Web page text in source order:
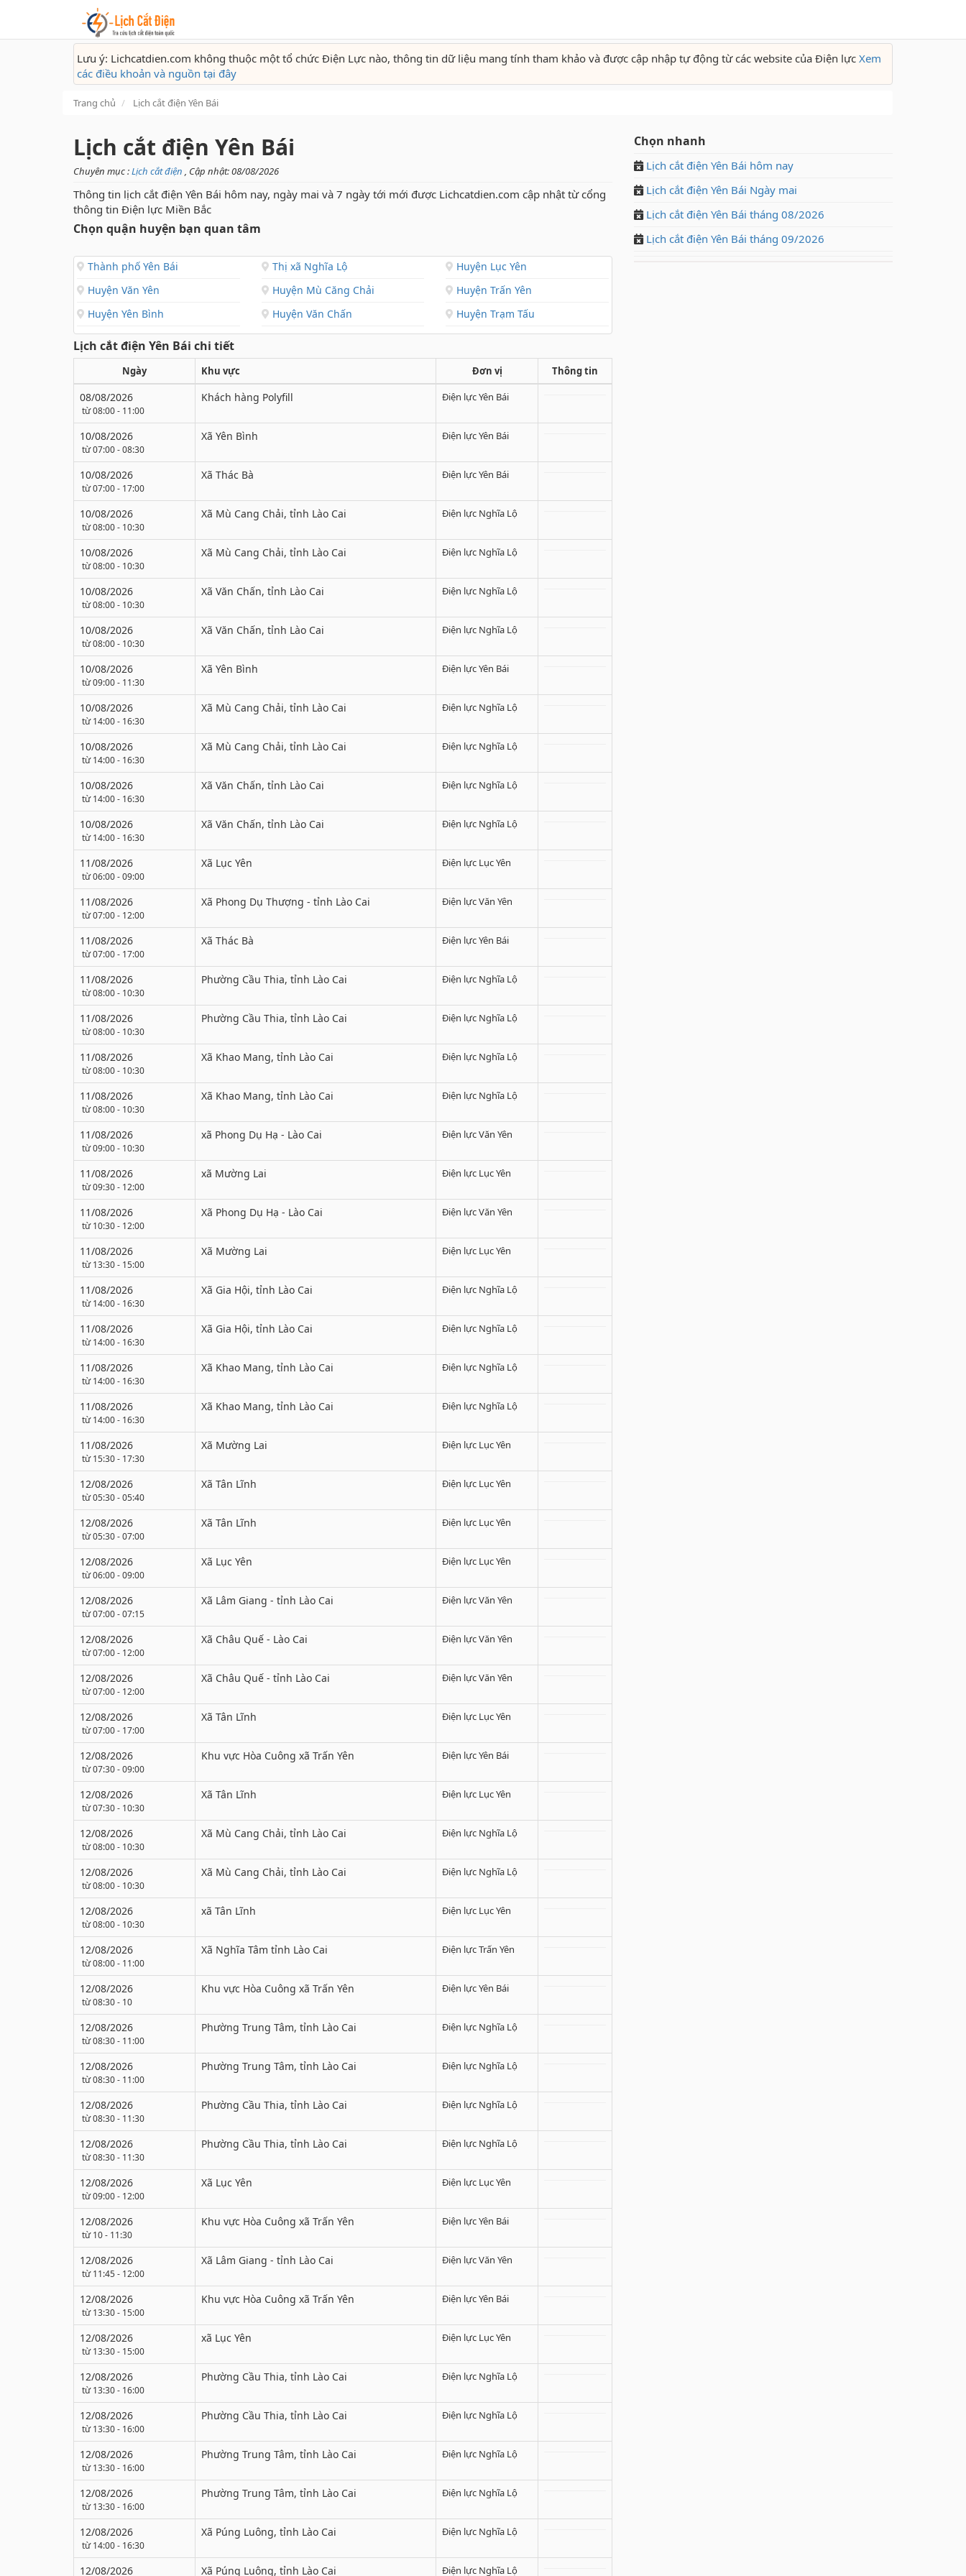
Lưu ý: Lichcatdien.com không thuộc một tổ chức Điện Lực nào, thông tin dữ liệu mang tính tham khảo và được cập nhập tự động từ các website của Điện lực Xem
các điều khoản và nguồn tại đây
Trang chủ Lịch cắt điện Yên Bái
Lịch cắt điện Yên Bái
Chuyên mục :Lịch cắt điện , Cập nhật: 08/08/2026
Thông tin lịch cắt điện Yên Bái hôm nay, ngày mai và 7 ngày tới mới được Lichcatdien.com cập nhật từ cổng
thông tin Điện lực Miền Bắc
Chọn quận huyện bạn quan tâm
Thành phố Yên Bái Thị xã Nghĩa Lộ
Huyện Lục Yên
Huyện Văn Yên
Huyện Mù Căng Chải
Huyện Trấn Yên
Huyện Yên Bình
Huyện Văn Chấn Huyện Trạm Tấu
Lịch cắt điện Yên Bái chi tiết
Ngày Khu vực Đơn vị Thông tin
08/08/2026
từ 08:00 - 11:00
Khách hàng Polyfill Điện lực Yên Bái
10/08/2026
từ 07:00 - 08:30
Xã Yên Bình Điện lực Yên Bái
10/08/2026
từ 07:00 - 17:00
Xã Thác Bà Điện lực Yên Bái
10/08/2026
từ 08:00 - 10:30
Xã Mù Cang Chải, tỉnh Lào Cai Điện lực Nghĩa Lộ
10/08/2026
từ 08:00 - 10:30
Xã Mù Cang Chải, tỉnh Lào Cai Điện lực Nghĩa Lộ
10/08/2026
từ 08:00 - 10:30
Xã Văn Chấn, tỉnh Lào Cai Điện lực Nghĩa Lộ
10/08/2026
từ 08:00 - 10:30
Xã Văn Chấn, tỉnh Lào Cai Điện lực Nghĩa Lộ
10/08/2026
từ 09:00 - 11:30
Xã Yên Bình Điện lực Yên Bái
10/08/2026
từ 14:00 - 16:30
Xã Mù Cang Chải, tỉnh Lào Cai Điện lực Nghĩa Lộ
10/08/2026
từ 14:00 - 16:30
Xã Mù Cang Chải, tỉnh Lào Cai Điện lực Nghĩa Lộ
10/08/2026
từ 14:00 - 16:30
Xã Văn Chấn, tỉnh Lào Cai Điện lực Nghĩa Lộ
10/08/2026
từ 14:00 - 16:30
Xã Văn Chấn, tỉnh Lào Cai Điện lực Nghĩa Lộ
11/08/2026
từ 06:00 - 09:00
Xã Lục Yên Điện lực Lục Yên
11/08/2026
từ 07:00 - 12:00
Xã Phong Dụ Thượng - tỉnh Lào Cai Điện lực Văn Yên
11/08/2026
từ 07:00 - 17:00
Xã Thác Bà Điện lực Yên Bái
11/08/2026
từ 08:00 - 10:30
Phường Cầu Thia, tỉnh Lào Cai Điện lực Nghĩa Lộ
11/08/2026
từ 08:00 - 10:30
Phường Cầu Thia, tỉnh Lào Cai Điện lực Nghĩa Lộ
11/08/2026
từ 08:00 - 10:30
Xã Khao Mang, tỉnh Lào Cai Điện lực Nghĩa Lộ
11/08/2026
từ 08:00 - 10:30
Xã Khao Mang, tỉnh Lào Cai Điện lực Nghĩa Lộ
11/08/2026
từ 09:00 - 10:30
xã Phong Dụ Hạ - Lào Cai Điện lực Văn Yên
11/08/2026
từ 09:30 - 12:00
xã Mường Lai Điện lực Lục Yên
11/08/2026
từ 10:30 - 12:00
Xã Phong Dụ Hạ - Lào Cai Điện lực Văn Yên
11/08/2026
từ 13:30 - 15:00
Xã Mường Lai Điện lực Lục Yên
11/08/2026
từ 14:00 - 16:30
Xã Gia Hội, tỉnh Lào Cai Điện lực Nghĩa Lộ
11/08/2026
từ 14:00 - 16:30
Xã Gia Hội, tỉnh Lào Cai Điện lực Nghĩa Lộ
11/08/2026
từ 14:00 - 16:30
Xã Khao Mang, tỉnh Lào Cai Điện lực Nghĩa Lộ
11/08/2026
từ 14:00 - 16:30
Xã Khao Mang, tỉnh Lào Cai Điện lực Nghĩa Lộ
11/08/2026
từ 15:30 - 17:30
Xã Mường Lai Điện lực Lục Yên
12/08/2026
từ 05:30 - 05:40
Xã Tân Lĩnh Điện lực Lục Yên
12/08/2026
từ 05:30 - 07:00
Xã Tân Lĩnh Điện lực Lục Yên
12/08/2026
từ 06:00 - 09:00
Xã Lục Yên Điện lực Lục Yên
12/08/2026
từ 07:00 - 07:15
Xã Lâm Giang - tỉnh Lào Cai Điện lực Văn Yên
12/08/2026
từ 07:00 - 12:00
Xã Châu Quế - Lào Cai Điện lực Văn Yên
12/08/2026
từ 07:00 - 12:00
Xã Châu Quế - tỉnh Lào Cai Điện lực Văn Yên
12/08/2026
từ 07:00 - 17:00
Xã Tân Lĩnh Điện lực Lục Yên
12/08/2026
từ 07:30 - 09:00
Khu vực Hòa Cuông xã Trấn Yên Điện lực Yên Bái
12/08/2026
từ 07:30 - 10:30
Xã Tân Lĩnh Điện lực Lục Yên
12/08/2026
từ 08:00 - 10:30
Xã Mù Cang Chải, tỉnh Lào Cai Điện lực Nghĩa Lộ
12/08/2026
từ 08:00 - 10:30
Xã Mù Cang Chải, tỉnh Lào Cai Điện lực Nghĩa Lộ
12/08/2026
từ 08:00 - 10:30
xã Tân Lĩnh Điện lực Lục Yên
12/08/2026
từ 08:00 - 11:00
Xã Nghĩa Tâm tỉnh Lào Cai Điện lực Trấn Yên
12/08/2026
từ 08:30 - 10
Khu vực Hòa Cuông xã Trấn Yên Điện lực Yên Bái
12/08/2026
từ 08:30 - 11:00
Phường Trung Tâm, tỉnh Lào Cai Điện lực Nghĩa Lộ
12/08/2026
từ 08:30 - 11:00
Phường Trung Tâm, tỉnh Lào Cai Điện lực Nghĩa Lộ
12/08/2026
từ 08:30 - 11:30
Phường Cầu Thia, tỉnh Lào Cai Điện lực Nghĩa Lộ
12/08/2026
từ 08:30 - 11:30
Phường Cầu Thia, tỉnh Lào Cai Điện lực Nghĩa Lộ
12/08/2026
từ 09:00 - 12:00
Xã Lục Yên Điện lực Lục Yên
12/08/2026
từ 10 - 11:30
Khu vực Hòa Cuông xã Trấn Yên Điện lực Yên Bái
12/08/2026
từ 11:45 - 12:00
Xã Lâm Giang - tỉnh Lào Cai Điện lực Văn Yên
12/08/2026
từ 13:30 - 15:00
Khu vực Hòa Cuông xã Trấn Yên Điện lực Yên Bái
12/08/2026
từ 13:30 - 15:00
xã Lục Yên Điện lực Lục Yên
12/08/2026
từ 13:30 - 16:00
Phường Cầu Thia, tỉnh Lào Cai Điện lực Nghĩa Lộ
12/08/2026
từ 13:30 - 16:00
Phường Cầu Thia, tỉnh Lào Cai Điện lực Nghĩa Lộ
12/08/2026
từ 13:30 - 16:00
Phường Trung Tâm, tỉnh Lào Cai Điện lực Nghĩa Lộ
12/08/2026
từ 13:30 - 16:00
Phường Trung Tâm, tỉnh Lào Cai Điện lực Nghĩa Lộ
12/08/2026
từ 14:00 - 16:30
Xã Púng Luông, tỉnh Lào Cai Điện lực Nghĩa Lộ
12/08/2026 Xã Púng Luông, tỉnh Lào Cai Điện lực Nghĩa Lộ
Chọn nhanh
Lịch cắt điện Yên Bái hôm nay
Lịch cắt điện Yên Bái Ngày mai
Lịch cắt điện Yên Bái tháng 08/2026
Lịch cắt điện Yên Bái tháng 09/2026